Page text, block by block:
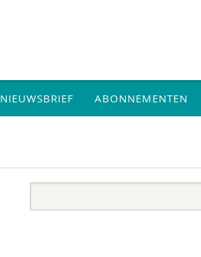
NIEUWSBRIEF ABONNEMENTEN